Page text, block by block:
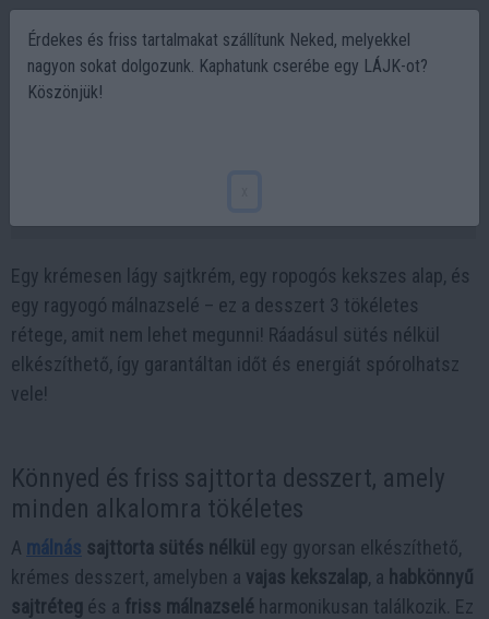
Egy krémesen lágy sajtkrém, egy ropogós kekszes alap, és
egy ragyogó málnazselé – ez a desszert 3 tökéletes
rétege, amit nem lehet megunni! Ráadásul sütés nélkül
elkészíthető, így garantáltan időt és energiát spórolhatsz
vele!
Könnyed és friss sajttorta desszert, amely
minden alkalomra tökéletes
A málnás sajttorta sütés nélkül egy gyorsan elkészíthető,
krémes desszert, amelyben a vajas kekszalap, a habkönnyű
sajtréteg és a friss málnazselé harmonikusan találkozik. Ez
Érdekes és friss tartalmakat szállítunk Neked, melyekkel
nagyon sokat dolgozunk. Kaphatunk cserébe egy LÁJK-ot?
Köszönjük!